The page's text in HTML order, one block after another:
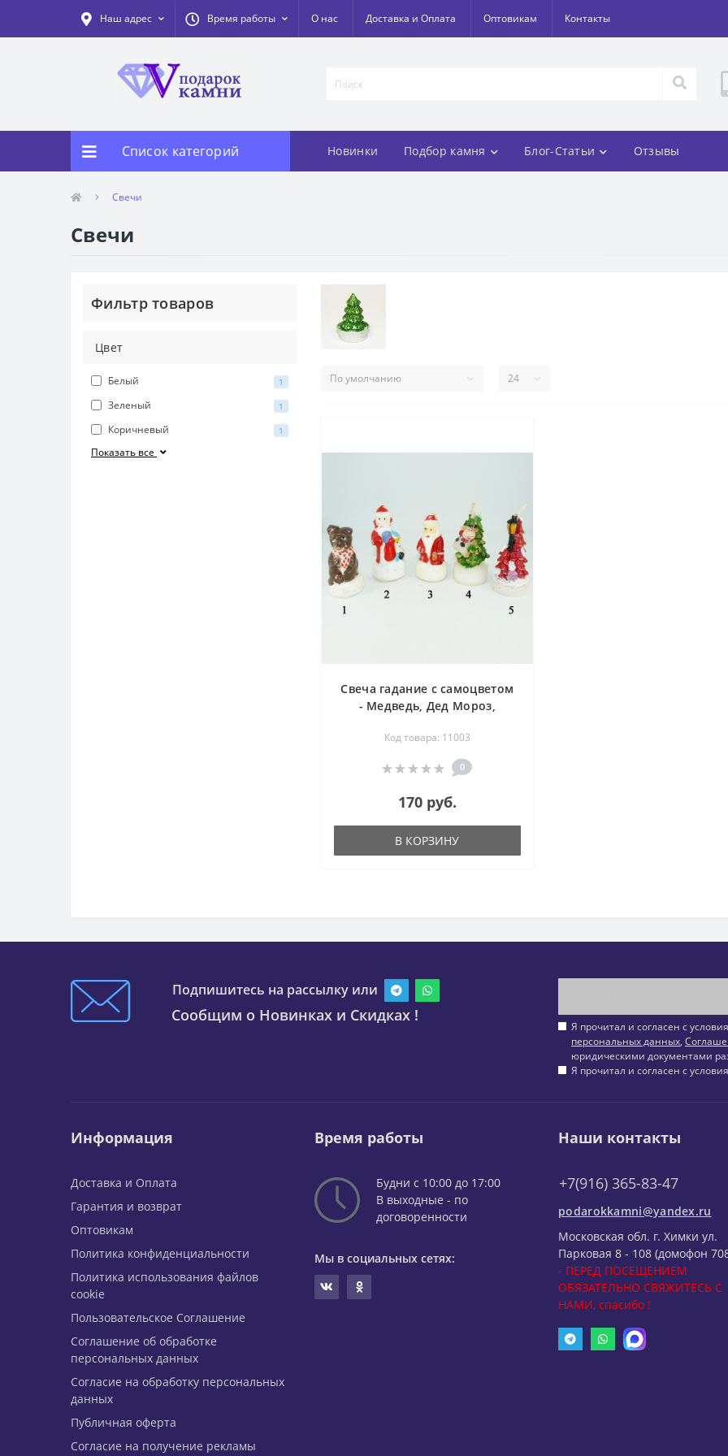
Наш адрес Время работы О нас Доставка и Оплата Оптовикам Контакты
Список категорий Новинки Подбор камня Блог-Статьи Отзывы
Свечи
Свечи
Фильтр товаров
Цвет
Белый 1
Зеленый 1
Коричневый 1
Показать все
Свеча гадание с самоцветом
- Медведь, Дед Мороз,
Код товара: 11003
0
170 руб.
В КОРЗИНУ
Подпишитесь на рассылку или
Сообщим о Новинках и Скидках !
Я прочитал и согласен с
персональных данных,
юридическими документами
Я прочитал и согласен с
Информация
Доставка и Оплата
Гарантия и возврат
Оптовикам
Политика конфиденциальности
Политика использования файлов
cookie
Пользовательское Соглашение
Соглашение об обработке
персональных данных
Согласие на обработку персональных
данных
Публичная оферта
Согласие на получение рекламы
Время работы
Будни с 10:00 до 17:00
В выходные - по
договоренности
Мы в социальных сетях:
Наши контакты
+7(916) 365-83-47
podarokkamni@yandex.ru
Московская обл. г. Химки ул.
Парковая 8 - 108 (домофон
- ПЕРЕД ПОСЕЩЕНИЕМ
ОБЯЗАТЕЛЬНО СВЯЖИТЕСЬ С
НАМИ, спасибо !